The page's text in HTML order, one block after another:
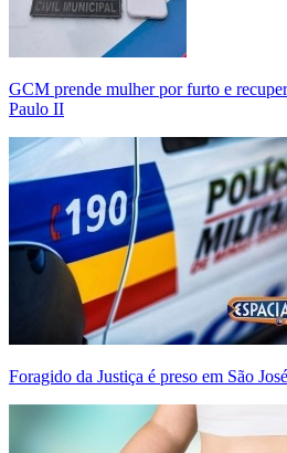
GCM prende mulher por furto e
Paulo II
Foragido da Justiça é preso em São